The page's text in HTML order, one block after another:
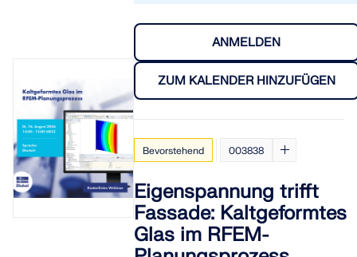
Überholte Produkte
ANMELDEN
ZUM KALENDER HINZUFÜGEN
Bevorstehend 003838
Eigenspannung trifft
Fassade: Kaltgeformtes
Glas im RFEM-